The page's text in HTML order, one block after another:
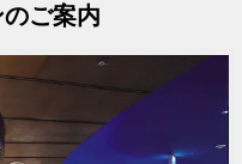
ご案内